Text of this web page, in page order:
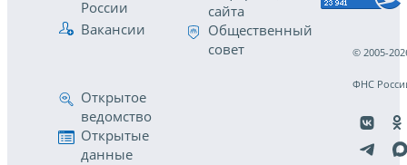
России
Вакансии
сайта
Общественный
совет
Открытое
ведомство
Открытые
данные
© 2005-
ФНС